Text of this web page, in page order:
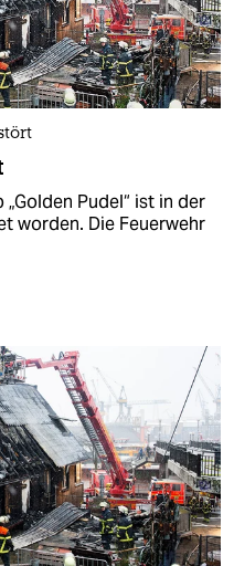
Pudel“ ist in der
worden. Die Feuerwehr